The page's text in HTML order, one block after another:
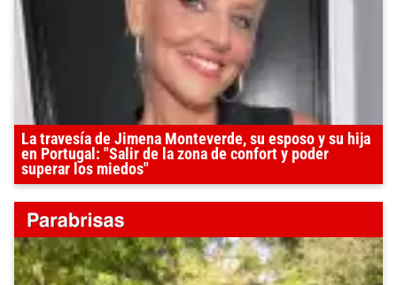
La travesía de Jimena Monteverde, su esposo y su hija
en Portugal: "Salir de la zona de confort y poder
superar los miedos"